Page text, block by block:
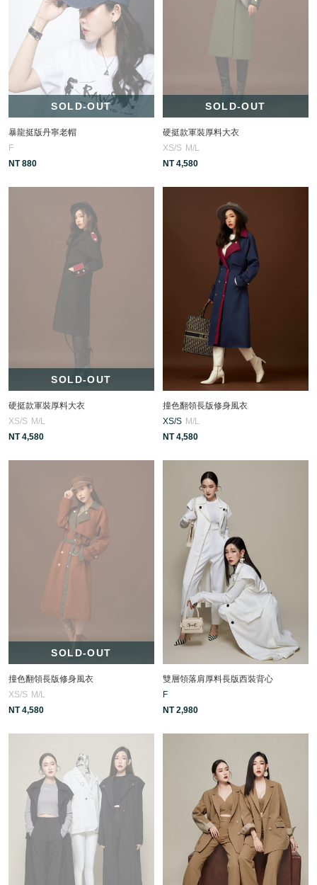
SOLD-OUT
暴龍挺版丹寧老帽
F
NT 880
SOLD-OUT
硬挺款軍裝厚料大衣
XS/S M/L
NT 4,580
SOLD-OUT
硬挺款軍裝厚料大衣
XS/S M/L
NT 4,580
撞色翻領長版修身風衣
XS/S M/L
NT 4,580
SOLD-OUT
撞色翻領長版修身風衣
XS/S M/L
NT 4,580
雙層領落肩厚料長版西裝背心
F
NT 2,980